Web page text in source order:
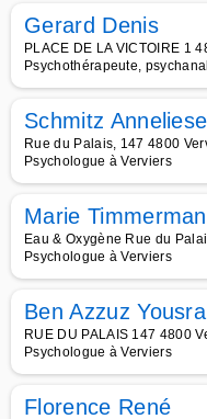
Gerard Denis
PLACE DE LA VICTOIRE 1
Psychothérapeute,
Schmitz Anneliese
Rue du Palais, 147 4800
Psychologue à Verviers
Marie
Eau & Oxygène Rue du
Psychologue à Verviers
Ben Azzuz Yousra
RUE DU PALAIS 147 4800
Psychologue à Verviers
Florence René